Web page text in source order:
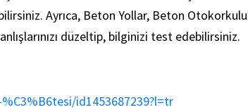
Ayrıca, Beton Yollar, Beton
düzeltip, bilginizi test edebilirsiniz.
id1453687239?l=tr